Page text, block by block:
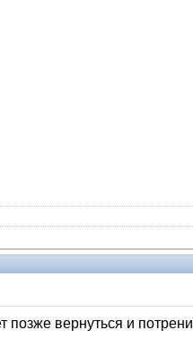
вернуться и